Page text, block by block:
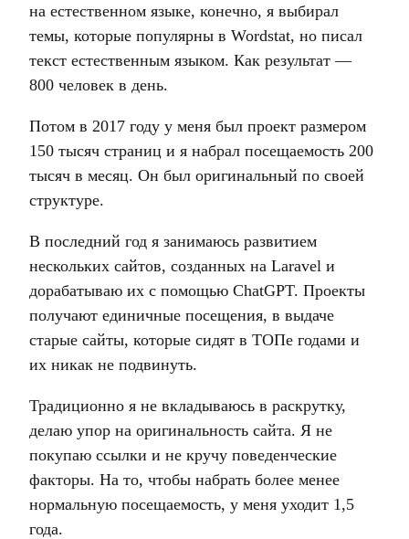
на естественном языке, конечно, я выбирал
темы, которые популярны в Wordstat, но писал
текст естественным языком. Как результат —
800 человек в день.
Потом в 2017 году у меня был проект размером
150 тысяч страниц и я набрал посещаемость 200
тысяч в месяц. Он был оригинальный по своей
структуре.
В последний год я занимаюсь развитием
нескольких сайтов, созданных на Laravel и
дорабатываю их с помощью ChatGPT. Проекты
получают единичные посещения, в выдаче
старые сайты, которые сидят в ТОПе годами и
их никак не подвинуть.
Традиционно я не вкладываюсь в раскрутку,
делаю упор на оригинальность сайта. Я не
покупаю ссылки и не кручу поведенческие
факторы. На то, чтобы набрать более менее
нормальную посещаемость, у меня уходит 1,5
года.